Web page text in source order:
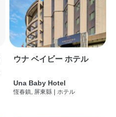
ウナ ベイビー ホテル
Una Baby Hotel
恆春鎮, 屏東縣 ホテル